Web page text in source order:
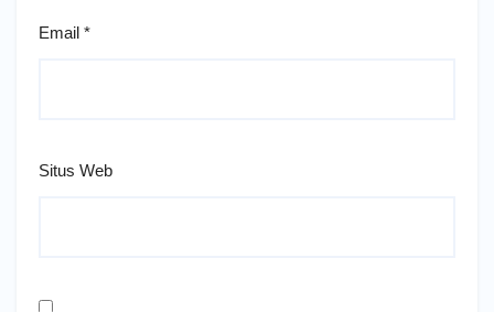
Email *
Situs Web